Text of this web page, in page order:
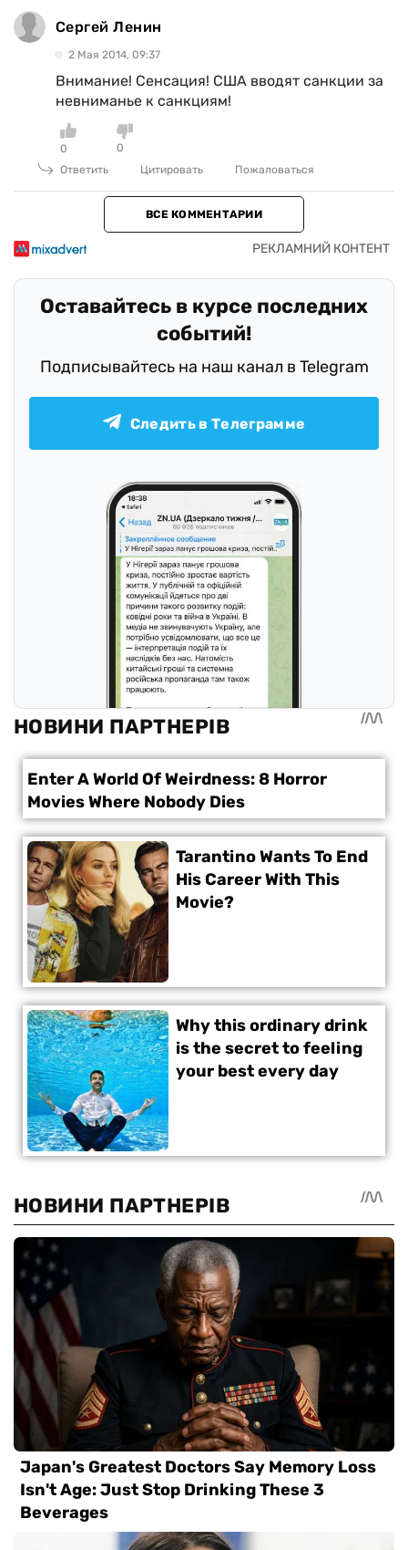
Сергей Ленин
2 Мая 2014, 09:37
Внимание! Сенсация! США вводят санкции за
невниманье к санкциям!
0
0
Ответить
Цитировать Пожаловаться
ВСЕ КОММЕНТАРИИ
Оставайтесь в курсе последних
событий!
Подписывайтесь на наш канал в Telegram
Следить в Телеграмме